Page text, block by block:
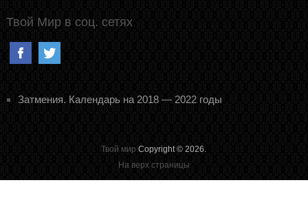
Твой Мир в соц. сетях
Затмения. Календарь на 2018 — 2022 годы
Твой мир Copyright © 2026.
На верх страницы